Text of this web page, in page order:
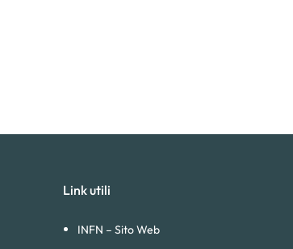
Link utili
INFN – Sito Web